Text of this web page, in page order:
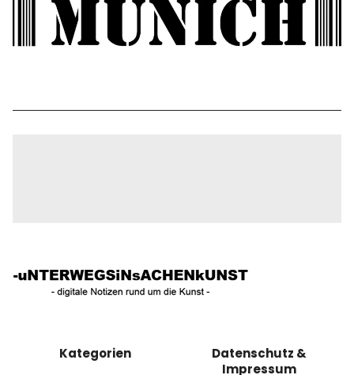
Kategorien
Datenschutz &
Impressum